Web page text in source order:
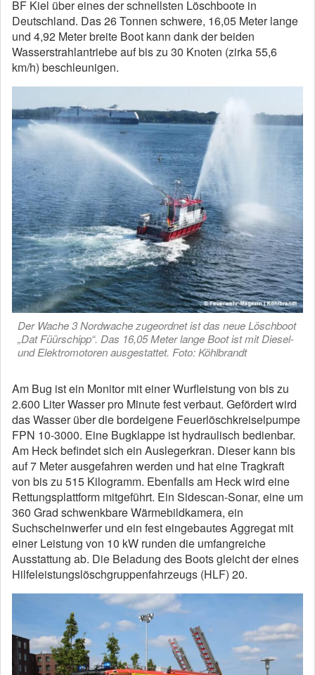
BF Kiel über eines der schnellsten Löschboote in
Deutschland. Das 26 Tonnen schwere, 16,05 Meter lange
und 4,92 Meter breite Boot kann dank der beiden
Wasserstrahlantriebe auf bis zu 30 Knoten (zirka 55,6
km/h) beschleunigen.
Der Wache 3 Nordwache zugeordnet ist das neue Löschboot
„Dat Füürschipp“. Das 16,05 Meter lange Boot ist mit Diesel-
und Elektromotoren ausgestattet. Foto: Köhlbrandt
Am Bug ist ein Monitor mit einer Wurfleistung von bis zu
2.600 Liter Wasser pro Minute fest verbaut. Gefördert wird
das Wasser über die bordeigene Feuerlöschkreiselpumpe
FPN 10-3000. Eine Bugklappe ist hydraulisch bedienbar.
Am Heck befindet sich ein Auslegerkran. Dieser kann bis
auf 7 Meter ausgefahren werden und hat eine Tragkraft
von bis zu 515 Kilogramm. Ebenfalls am Heck wird eine
Rettungsplattform mitgeführt. Ein Sidescan-Sonar, eine um
360 Grad schwenkbare Wärmebildkamera, ein
Suchscheinwerfer und ein fest eingebautes Aggregat mit
einer Leistung von 10 kW runden die umfangreiche
Ausstattung ab. Die Beladung des Boots gleicht der eines
Hilfeleistungslöschgruppenfahrzeugs (HLF) 20.